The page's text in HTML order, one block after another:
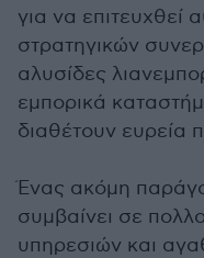
για να επιτευχθεί
στρατηγικών
αλυσίδες
εμπορικά
διαθέτουν ευρεία
Ένας ακόμη
συμβαίνει σε
υπηρεσιών και